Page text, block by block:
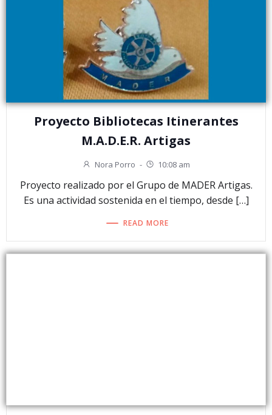
Proyecto Bibliotecas Itinerantes
M.A.D.E.R. Artigas
Nora Porro - 10:08 am
Proyecto realizado por el Grupo de MADER Artigas.
Es una actividad sostenida en el tiempo, desde […]
READ MORE